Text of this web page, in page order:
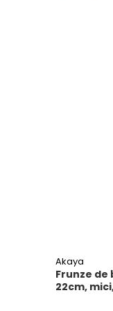
Akaya
Frunze de
22cm,